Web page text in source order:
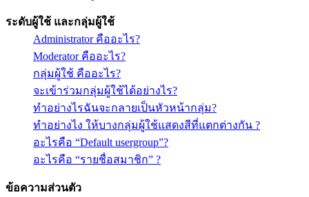
ระดับผู้ใช้ และกลุ่มผู้ใช้
Administrator คืออะไร?
Moderator คืออะไร?
กลุ่มผู้ใช้ คืออะไร?
จะเข้าร่วมกลุ่มผู้ใช้ได้อย่างไร?
ทำอย่างไรฉันจะกลายเป็นหัวหน้ากลุ่ม?
ทำอย่างไง ให้บางกลุ่มผู้ใช้แสดงสีที่แตกต่างกัน ?
อะไรคือ “Default usergroup”?
อะไรคือ “รายชื่อสมาชิก” ?
ข้อความส่วนตัว